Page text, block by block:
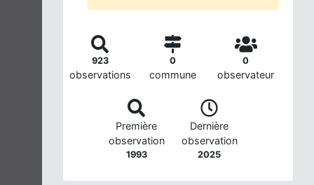
923
observations
0
commune
0
observateur
Première
observation
1993
Dernière
observation
2025